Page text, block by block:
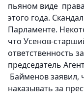
пьяном виде
этого года.
Парламенте.
что Усенов-
ответственность
председатель
Байменов заявил,
наказывать за